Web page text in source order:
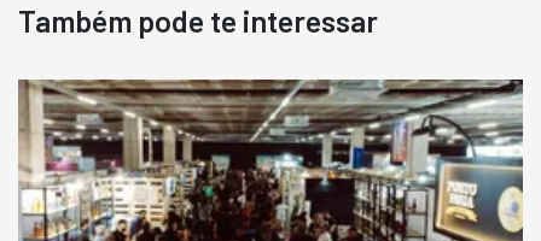
Destaque
Usado
Pá Carregadeira Cat 966
Ano 1987
Londrina
Também pode te interessar